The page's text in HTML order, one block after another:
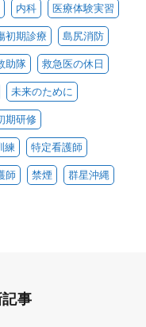
内科 医療体験実習
初期診療 島尻消防
助隊 救急医の休日
未来のために
期研修
練 特定看護師
師 禁煙 群星沖縄
事